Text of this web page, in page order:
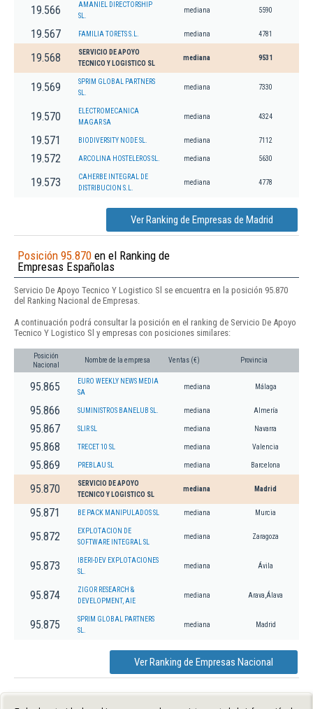
19.566
AMANIEL DIRECTORSHIP
SL.
mediana 5590
19.567 FAMILIA TORETS S.L. mediana 4781
19.568
SERVICIO DE APOYO
TECNICO Y LOGISTICO SL
mediana 9531
19.569
SPRIM GLOBAL PARTNERS
SL.
mediana 7330
19.570
ELECTROMECANICA
MAGAR SA
mediana 4324
19.571 BIODIVERSITY NODE SL. mediana 7112
19.572 ARCOLINA HOSTELEROS SL. mediana 5630
19.573
CAHERBE INTEGRAL DE
DISTRIBUCION S.L.
mediana 4778
Ver Ranking de Empresas de Madrid
Posición 95.870 en el Ranking de
Empresas Españolas
Servicio De Apoyo Tecnico Y Logistico Sl se encuentra en la posición 95.870
del Ranking Nacional de Empresas.
A continuación podrá consultar la posición en el ranking de Servicio De Apoyo
Tecnico Y Logistico Sl y empresas con posiciones similares:
Posición
Nacional
Nombre de la empresa Ventas (€) Provincia
95.865
EURO WEEKLY NEWS MEDIA
SA
mediana Málaga
95.866 SUMINISTROS BANELUB SL. mediana Almería
95.867 SLIR SL mediana Navarra
95.868 TRECET 10 SL mediana Valencia
95.869 PREBLAU SL mediana Barcelona
95.870
SERVICIO DE APOYO
TECNICO Y LOGISTICO SL
mediana Madrid
95.871 BE PACK MANIPULADOS SL mediana Murcia
95.872
EXPLOTACION DE
SOFTWARE INTEGRAL SL
mediana Zaragoza
95.873
IBERI-DEV EXPLOTACIONES
SL.
mediana Ávila
95.874
ZIGOR RESEARCH &
DEVELOPMENT, AIE
mediana Arava,Álava
95.875
SPRIM GLOBAL PARTNERS
SL.
mediana Madrid
Ver Ranking de Empresas Nacional